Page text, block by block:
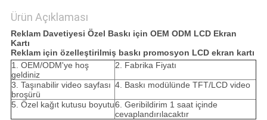
Ürün Açıklaması
Reklam Davetiyesi Özel Baskı için OEM ODM LCD Ekran
Kartı
Reklam için özelleştirilmiş baskı promosyon LCD ekran kartı
1. OEM/ODM'ye hoş
geldiniz
2. Fabrika Fiyatı
3. Taşınabilir video sayfası
broşürü
4. Baskı modülünde TFT/LCD video
5. Özel kağıt kutusu boyutu6. Geribildirim 1 saat içinde
cevaplandırılacaktır